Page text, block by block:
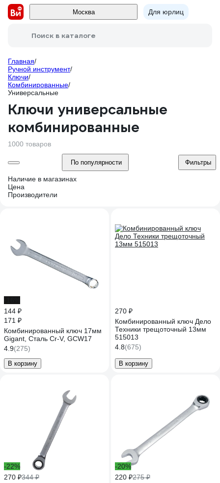
Москва Для юрлиц
Поиск в каталоге
Главная/
Ручной инструмент/
Ключи/
Комбинированные/
Универсальные
Ключи универсальные
комбинированные
1000 товаров
По популярности Фильтры
Наличие в магазинах
Цена
Производители
144 ₽
171 ₽
Комбинированный ключ 17мм
Gigant, Сталь Cr-V, GCW17
4.9(275)
В корзину
270 ₽
Комбинированный ключ Дело
Техники трещоточный 13мм
515013
4.8(675)
В корзину
-22%
270 ₽344 ₽
-20%
220 ₽275 ₽